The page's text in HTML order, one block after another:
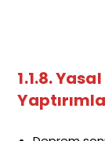
1.1.8.